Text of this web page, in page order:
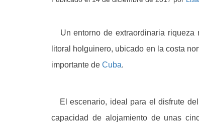
Un entorno de extraordinaria riqueza
litoral holguinero, ubicado en la costa
importante de Cuba.
El escenario, ideal para el disfrute
capacidad de alojamiento de unas